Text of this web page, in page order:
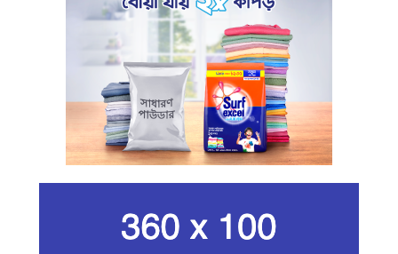
ইরানের রেভোল্যুশনারি গার্ডের
কার্বন কারখানার ধোঁয়ায় ক্ষতির মুখে কৃষি ও
পরিবেশ
ইরানের সর্বোচ্চ ধর্মীয় নেতা খামেনি নিহত
গান দিয়ে তারুণ্যে আধুনিকতা আনতে